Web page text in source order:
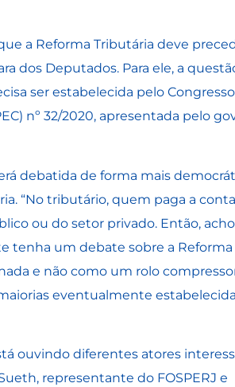
a Reforma Tributária deve
dos Deputados. Para ele, a
ser estabelecida pelo
nº 32/2020, apresentada pelo
debatida de forma mais
“No tributário, quem paga a conta
ou do setor privado. Então,
tenha um debate sobre a Reforma
e não como um rolo
eventualmente
ouvindo diferentes atores
representante do FOSPERJ e